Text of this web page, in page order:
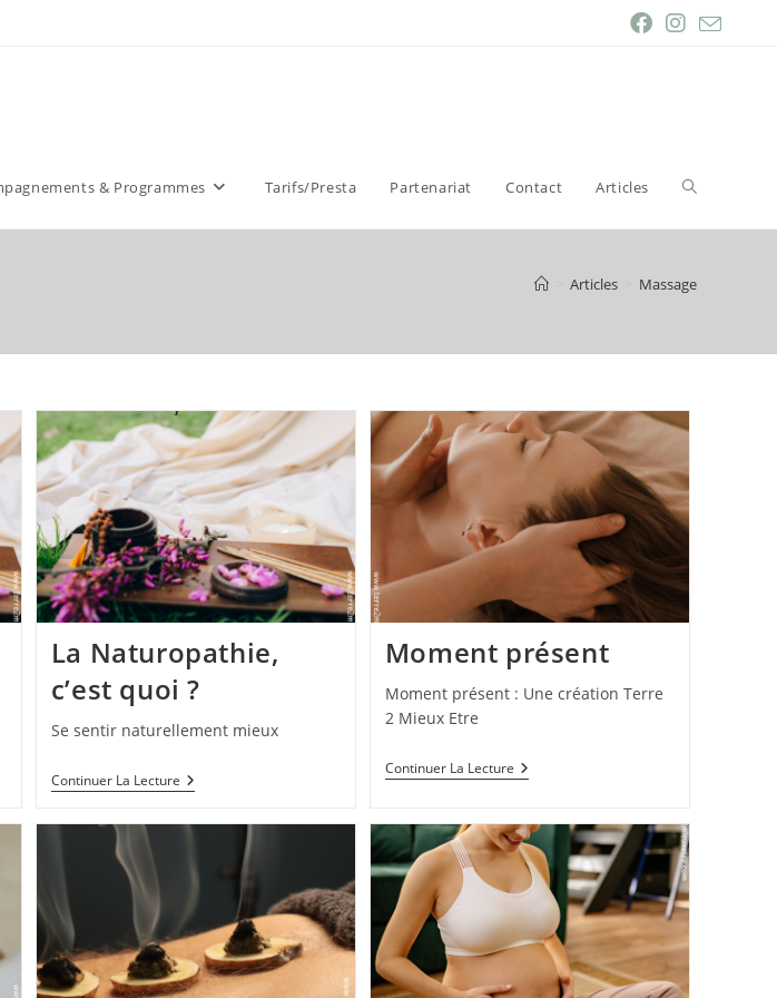
& Programmes Tarifs/Presta Partenariat Contact Articles
Articles Massage
La Naturopathie,
c’est quoi ?
Se sentir naturellement mieux
Continuer La Lecture
Moment présent
Moment présent : Une création Terre
2 Mieux Etre
Continuer La Lecture